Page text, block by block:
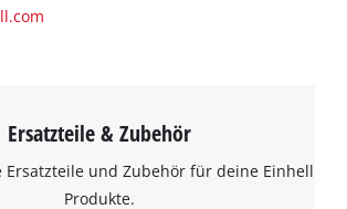
Ersatzteile & Zubehör
Ersatzteile und Zubehör für deine Einhell
Produkte.